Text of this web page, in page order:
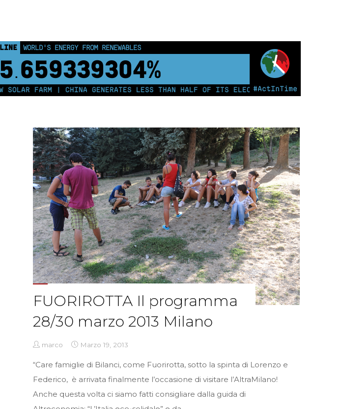
#ActInTime
WORLD'S ENERGY FROM RENEWABLES
. 659339314%
FARM | CHINA GENERATES LESS THAN HALF OF ITS ELECTRICITY FROM COAL FOR
FUORIROTTA Il programma
28/30 marzo 2013 Milano
marco Marzo 19, 2013
“Care famiglie di Bilanci, come Fuorirotta, sotto la spinta di Lorenzo e
Federico, è arrivata finalmente l’occasione di visitare l’AltraMilano!
Anche questa volta ci siamo fatti consigliare dalla guida di